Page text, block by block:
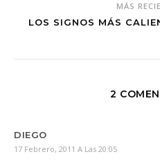
MÁS
LOS SIGNOS MÁS
2
DIEGO
17 Febrero, 2011 A Las 20:05